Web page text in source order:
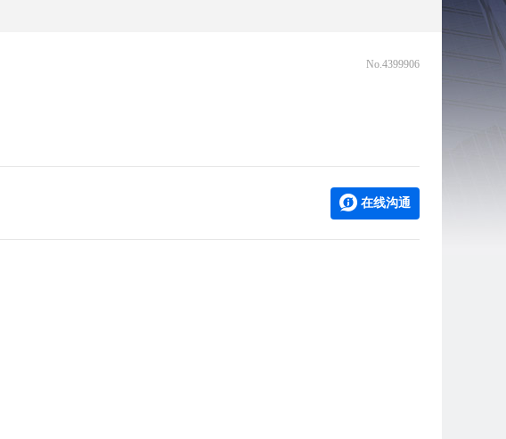
No.4399906
在线沟通